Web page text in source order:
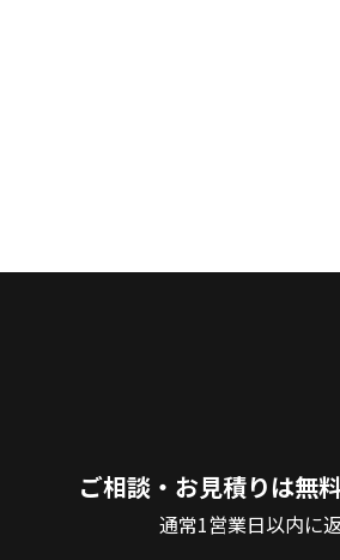
ご相談・お見積りは無
通常1営業日以内に